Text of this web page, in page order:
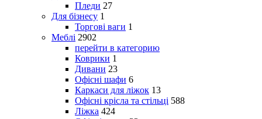
Пледи 27
Для бізнесу 1
Торгові ваги 1
Меблі 2902
перейти в категорию
Коврики 1
Дивани 23
Офісні шафи 6
Каркаси для ліжок 13
Офісні крісла та стільці 588
Ліжка 424